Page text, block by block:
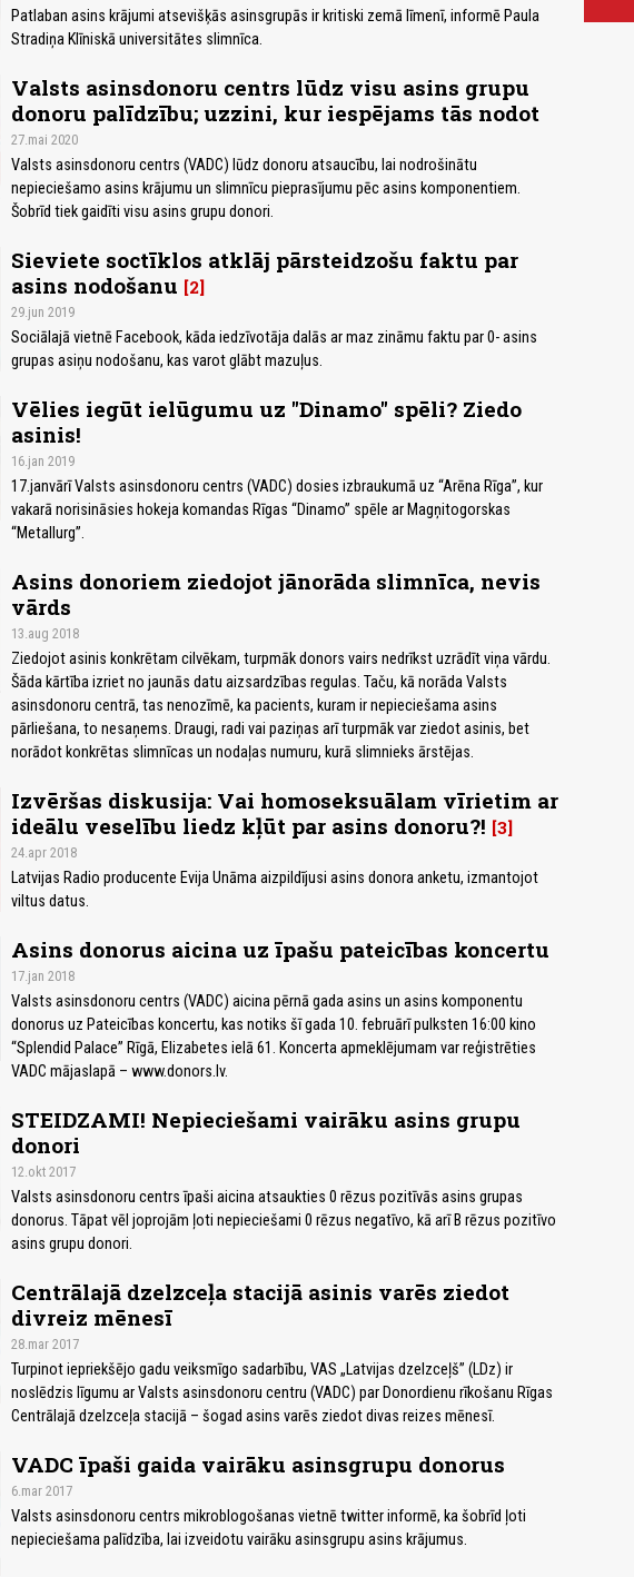
Patlaban asins krājumi atsevišķās asinsgrupās ir kritiski zemā līmenī, informē Paula
Stradiņa Klīniskā universitātes slimnīca.
Valsts asinsdonoru centrs lūdz visu asins grupu
donoru palīdzību; uzzini, kur iespējams tās nodot
27.mai 2020
Valsts asinsdonoru centrs (VADC) lūdz donoru atsaucību, lai nodrošinātu
nepieciešamo asins krājumu un slimnīcu pieprasījumu pēc asins komponentiem.
Šobrīd tiek gaidīti visu asins grupu donori.
Sieviete soctīklos atklāj pārsteidzošu faktu par
asins nodošanu 2
29.jun 2019
Sociālajā vietnē Facebook, kāda iedzīvotāja dalās ar maz zināmu faktu par 0- asins
grupas asiņu nodošanu, kas varot glābt mazuļus.
Vēlies iegūt ielūgumu uz "Dinamo" spēli? Ziedo
asinis!
16.jan 2019
17.janvārī Valsts asinsdonoru centrs (VADC) dosies izbraukumā uz “Arēna Rīga”, kur
vakarā norisināsies hokeja komandas Rīgas “Dinamo” spēle ar Magņitogorskas
“Metallurg”.
Asins donoriem ziedojot jānorāda slimnīca, nevis
vārds
13.aug 2018
Ziedojot asinis konkrētam cilvēkam, turpmāk donors vairs nedrīkst uzrādīt viņa vārdu.
Šāda kārtība izriet no jaunās datu aizsardzības regulas. Taču, kā norāda Valsts
asinsdonoru centrā, tas nenozīmē, ka pacients, kuram ir nepieciešama asins
pārliešana, to nesaņems. Draugi, radi vai paziņas arī turpmāk var ziedot asinis, bet
norādot konkrētas slimnīcas un nodaļas numuru, kurā slimnieks ārstējas.
Izvēršas diskusija: Vai homoseksuālam vīrietim ar
ideālu veselību liedz kļūt par asins donoru?! 3
24.apr 2018
Latvijas Radio producente Evija Unāma aizpildījusi asins donora anketu, izmantojot
viltus datus.
Asins donorus aicina uz īpašu pateicības koncertu
17.jan 2018
Valsts asinsdonoru centrs (VADC) aicina pērnā gada asins un asins komponentu
donorus uz Pateicības koncertu, kas notiks šī gada 10. februārī pulksten 16:00 kino
“Splendid Palace” Rīgā, Elizabetes ielā 61. Koncerta apmeklējumam var reģistrēties
VADC mājaslapā – www.donors.lv.
STEIDZAMI! Nepieciešami vairāku asins grupu
donori
12.okt 2017
Valsts asinsdonoru centrs īpaši aicina atsaukties 0 rēzus pozitīvās asins grupas
donorus. Tāpat vēl joprojām ļoti nepieciešami 0 rēzus negatīvo, kā arī B rēzus pozitīvo
asins grupu donori.
Centrālajā dzelzceļa stacijā asinis varēs ziedot
divreiz mēnesī
28.mar 2017
Turpinot iepriekšējo gadu veiksmīgo sadarbību, VAS „Latvijas dzelzceļš” (LDz) ir
noslēdzis līgumu ar Valsts asinsdonoru centru (VADC) par Donordienu rīkošanu Rīgas
Centrālajā dzelzceļa stacijā – šogad asins varēs ziedot divas reizes mēnesī.
VADC īpaši gaida vairāku asinsgrupu donorus
6.mar 2017
Valsts asinsdonoru centrs mikroblogošanas vietnē twitter informē, ka šobrīd ļoti
nepieciešama palīdzība, lai izveidotu vairāku asinsgrupu asins krājumus.